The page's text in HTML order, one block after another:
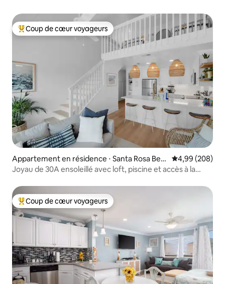
Coups de cœur voyageurs les plus appréciés
Coup de cœur voyageurs
Appartement en résidence ⋅ Santa Rosa Bea
ch
Évaluation
4,99 (208)
Joyau de 30A ensoleillé avec loft, piscine et accès à la
Coups de cœur voyageurs les plus appréciés
Coup de cœur voyageurs